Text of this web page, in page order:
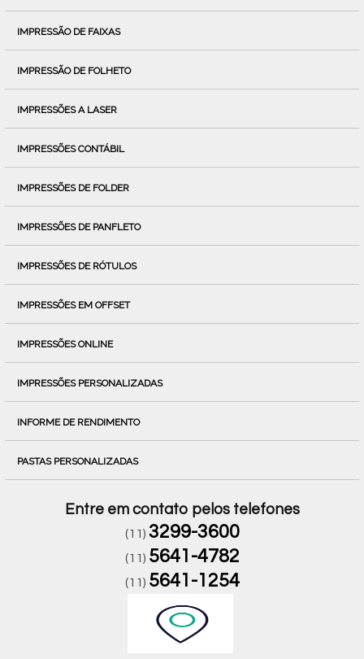
IMPRESSÃO DE FAIXAS
IMPRESSÃO DE FOLHETO
IMPRESSÕES A LASER
IMPRESSÕES CONTÁBIL
IMPRESSÕES DE FOLDER
IMPRESSÕES DE PANFLETO
IMPRESSÕES DE RÓTULOS
IMPRESSÕES EM OFFSET
IMPRESSÕES ONLINE
IMPRESSÕES PERSONALIZADAS
INFORME DE RENDIMENTO
PASTAS PERSONALIZADAS
Entre em contato pelos telefones
(11) 3299-3600
(11) 5641-4782
(11) 5641-1254